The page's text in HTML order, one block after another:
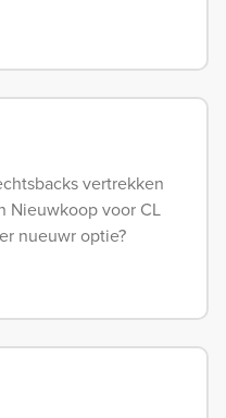
vertrekken
Nieuwkoop voor CL
nueuwr optie?